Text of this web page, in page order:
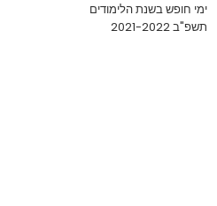
ימי חופש בשנת הלימודים
תשפ"ב 2021-2022